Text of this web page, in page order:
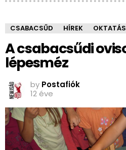
CSABACSŰD HÍREK OKTATÁS
A csabacsűdi
lépesméz
by Postafiók
12 éve